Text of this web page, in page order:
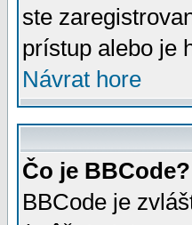
ste
prístup alebo je
Návrat hore
Čo je BBCode?
BBCode je